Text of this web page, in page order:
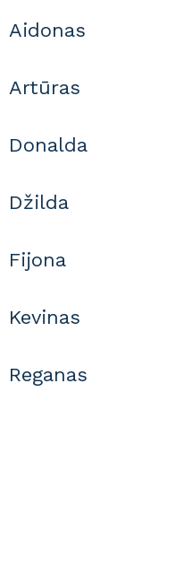
Aidonas
Artūras
Donalda
Džilda
Fijona
Kevinas
Reganas